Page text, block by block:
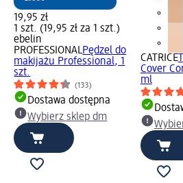
19,95 zł
1 szt. (19,95 zł za 1 szt.)
ebelin
PROFESSIONALPędzel do
makijażu Professional, 1
szt.
(133)
Dostawa dostępna
Wybierz sklep dm
CATRICE
Cover
ml